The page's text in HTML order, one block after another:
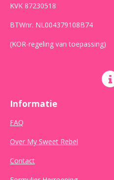
KVK 87230518
BTWnr. NL004379108B74
(KOR-regeling van toepassing)
Informatie
FAQ
Over My Sweet Rebel
Contact